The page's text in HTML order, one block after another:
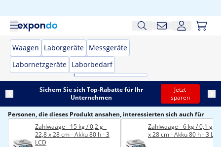
Waagen Laborgeräte Messgeräte
Labornetzgeräte Laborbedarf
Sichern Sie sich Top-Rabatte für Ihr
Unternehmen
Jetzt
sparen
Personen, die dieses Produkt ansahen, interessierten sich auch für
Zählwaage - 15 kg / 0,2 g -
22,8 x 28 cm - Akku 80 h - 3
LCD
Zählwaage - 6 kg / 0,1 g -
x 28 cm - Akku 80 h - 3